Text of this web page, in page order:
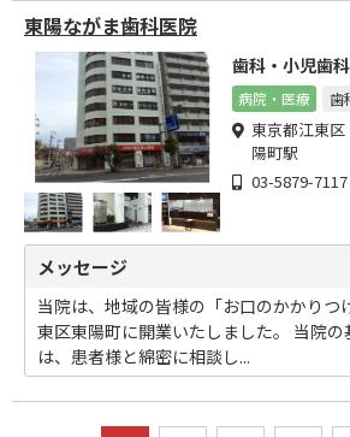
東陽ながま歯科医院
歯科・小児歯
病院・医療 歯
東京都江東
陽町駅
03-5879-7117
メッセージ
当院は、地域の皆様の「お口のかかりつ
東区東陽町に開業いたしました。 当院
は、患者様と綿密に相談し...